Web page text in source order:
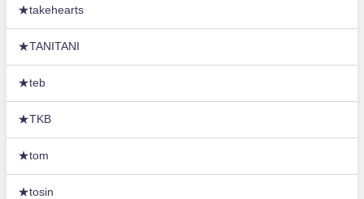
★takehearts
★TANITANI
★teb
★TKB
★tom
★tosin